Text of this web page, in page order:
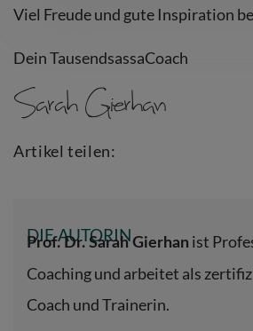
Viel Freude und gute Inspiration
Dein TausendsassaCoach
Artikel teilen:
DIE AUTORIN
Prof. Dr. Sarah Gierhan ist
Coaching und arbeitet als
Coach und Trainerin.